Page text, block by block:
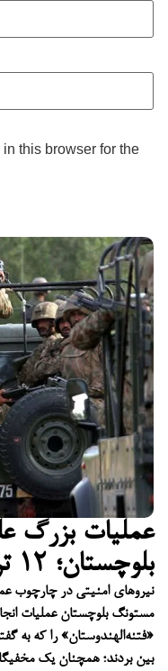
عملیات بزرگ
بلوچستان؛ ۱۲ تروریست کشته شدند
«فتنه‌الهندوستان» را که به
بین بردند؛ همچنان یک
this browser for the